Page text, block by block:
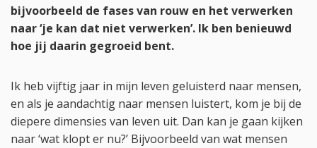
bijvoorbeeld de fases van rouw en het verwerken
naar ‘je kan dat niet verwerken’. Ik ben benieuwd
hoe jij daarin gegroeid bent.
Ik heb vijftig jaar in mijn leven geluisterd naar mensen,
en als je aandachtig naar mensen luistert, kom je bij de
diepere dimensies van leven uit. Dan kan je gaan kijken
naar ‘wat klopt er nu?’ Bijvoorbeeld van wat mensen